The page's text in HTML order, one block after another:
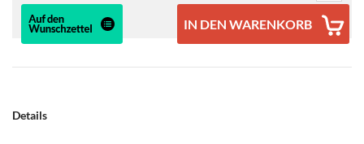
IN DEN WARENKORB
Details